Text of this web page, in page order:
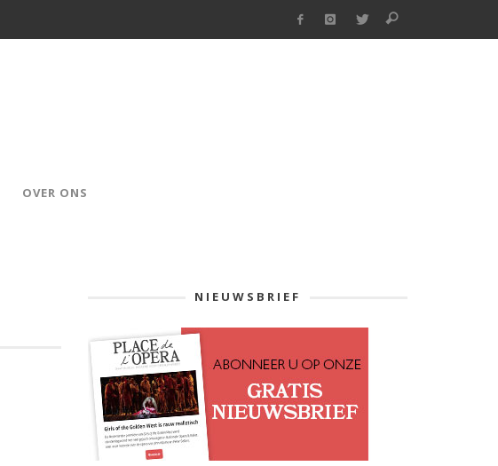
OVER ONS
NIEUWSBRIEF